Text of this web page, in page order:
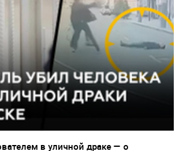
в уличной драке — о